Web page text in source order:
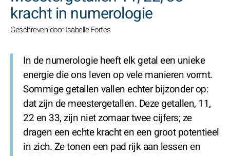
kracht in numerologie
Geschreven door Isabelle Fortes
In de numerologie heeft elk getal een unieke
energie die ons leven op vele manieren vormt.
Sommige getallen vallen echter bijzonder op:
dat zijn de meestergetallen. Deze getallen, 11,
22 en 33, zijn niet zomaar twee cijfers; ze
dragen een echte kracht en een groot potentieel
in zich. Ze tonen een pad rijk aan lessen en